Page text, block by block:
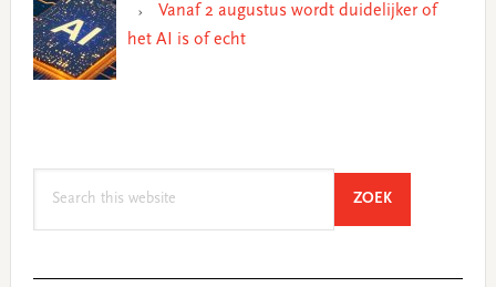
Vanaf 2 augustus wordt duidelijker of
het AI is of echt
ZOEKSEARCH